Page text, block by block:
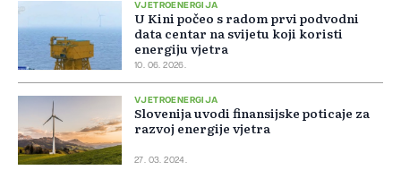
VJETROENERGIJA
U Kini počeo s radom prvi podvodni
data centar na svijetu koji koristi
energiju vjetra
10. 06. 2026.
VJETROENERGIJA
Slovenija uvodi finansijske poticaje za
razvoj energije vjetra
27. 03. 2024.